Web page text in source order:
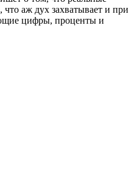
что аж дух захватывает и при
цифры, проценты и